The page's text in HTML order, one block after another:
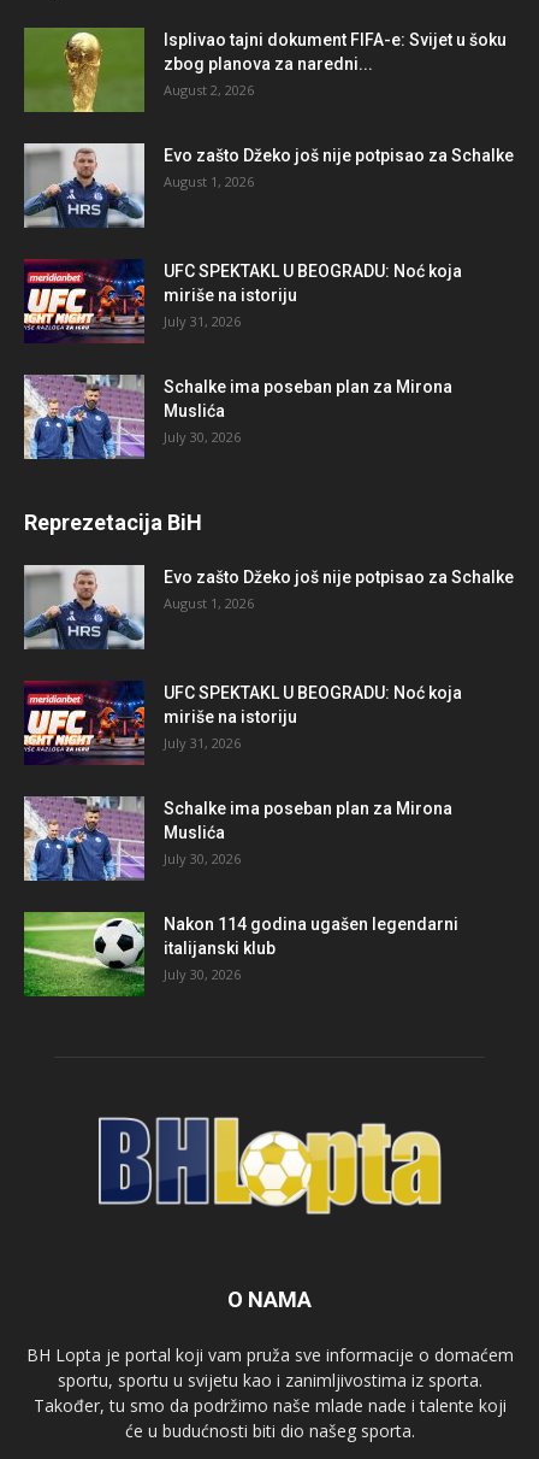
Isplivao tajni dokument FIFA-e: Svijet u šoku
zbog planova za naredni...
August 2, 2026
Evo zašto Džeko još nije potpisao za Schalke
August 1, 2026
UFC SPEKTAKL U BEOGRADU: Noć koja
miriše na istoriju
July 31, 2026
Schalke ima poseban plan za Mirona
Muslića
July 30, 2026
Reprezetacija BiH
Evo zašto Džeko još nije potpisao za Schalke
August 1, 2026
UFC SPEKTAKL U BEOGRADU: Noć koja
miriše na istoriju
July 31, 2026
Schalke ima poseban plan za Mirona
Muslića
July 30, 2026
Nakon 114 godina ugašen legendarni
italijanski klub
July 30, 2026
O NAMA
BH Lopta je portal koji vam pruža sve informacije o domaćem
sportu, sportu u svijetu kao i zanimljivostima iz sporta.
Također, tu smo da podržimo naše mlade nade i talente koji
će u budućnosti biti dio našeg sporta.